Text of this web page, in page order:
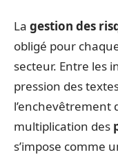
La gestion des
obligé pour
secteur. Entre les
pression des
l’enchevêtrement
multiplication des
s’impose comme